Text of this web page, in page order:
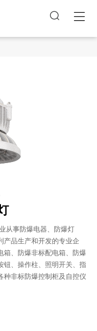
 
从事防爆电器、防爆灯
产品生产和开发的专业企
箱、防爆非标配电箱、防爆
钮、操作柱、照明开关、指
种非标防爆控制柜及自控仪